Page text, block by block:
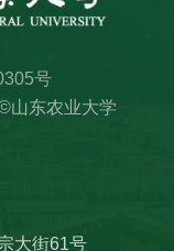
号
山东农业大学
大街61号